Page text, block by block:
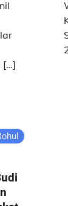
[…]